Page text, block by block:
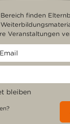
finden
Veranstaltungen
bleiben